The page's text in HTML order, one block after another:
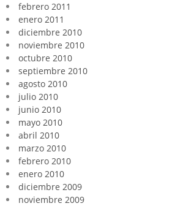
febrero 2011
enero 2011
diciembre 2010
noviembre 2010
octubre 2010
septiembre 2010
agosto 2010
julio 2010
junio 2010
mayo 2010
abril 2010
marzo 2010
febrero 2010
enero 2010
diciembre 2009
noviembre 2009